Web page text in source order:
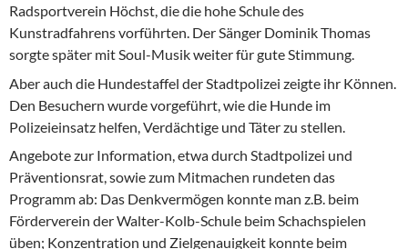
Radsportverein Höchst, die die hohe Schule des
Kunstradfahrens vorführten. Der Sänger Dominik Thomas
sorgte später mit Soul-Musik weiter für gute Stimmung.
Aber auch die Hundestaffel der Stadtpolizei zeigte ihr Können.
Den Besuchern wurde vorgeführt, wie die Hunde im
Polizeieinsatz helfen, Verdächtige und Täter zu stellen.
Angebote zur Information, etwa durch Stadtpolizei und
Präventionsrat, sowie zum Mitmachen rundeten das
Programm ab: Das Denkvermögen konnte man z.B. beim
Förderverein der Walter-Kolb-Schule beim Schachspielen
üben; Konzentration und Zielgenauigkeit konnte beim